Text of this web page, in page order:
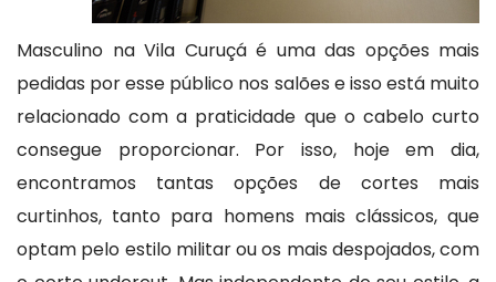
Masculino na Vila Curuçá é uma das opções mais
pedidas por esse público nos salões e isso está muito
relacionado com a praticidade que o cabelo curto
consegue proporcionar. Por isso, hoje em dia,
encontramos tantas opções de cortes mais
curtinhos, tanto para homens mais clássicos, que
optam pelo estilo militar ou os mais despojados, com